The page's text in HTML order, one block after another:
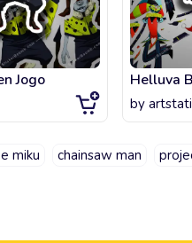
Jogo Helluva
by
miku chainsaw man